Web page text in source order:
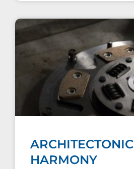
ARCHITECTONIC
HARMONY